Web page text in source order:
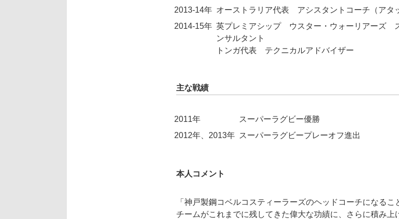
2013-14年 オーストラリア代表 アシスタントコーチ（アタ
2014-15年 英プレミアシップ ウスター・ウォーリアーズ
ンサルタント
トンガ代表 テクニカルアドバイザー
主な戦績
2011年
スーパーラグビー優勝
2012年、2013年 スーパーラグビープレーオフ進出
本人コメント
「神戸製鋼コベルコスティーラーズのヘッドコーチになるこ
チームがこれまでに残してきた偉大な功績に、さらに積み上